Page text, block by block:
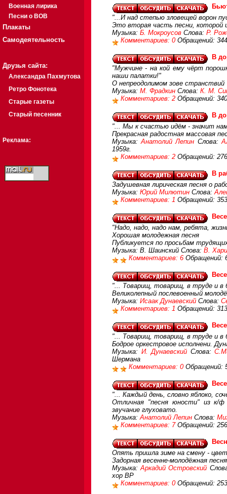
Военная лирика
Песни о ВОВ
Плакаты
Самодеятельность
Друзья сайта:
Александра Пахмутова
Ретро Фонотека
Старые газеты
Старый песенник
Реклама:
"...И над степью зловещей ворон
Это вторая часть песни, которой
Музыка: Б. Мокроусов Слова: Р.
Комментариев: 0 Обращений:
В
"Мужчине - на кой ему чёрт
наши палатки!"
О непреодолимом зове странствий
Музыка: М. Фрадкин Слова: К. М.
Комментариев: 2 Обращений:
В
"... Мы к счастью идём - значит
Прекрасная радостная массовая
Музыка:Анатолий Лепин Слова:
1959г.
Комментариев: 2 Обращений:
В
Задушевная лирическая песня о
Музыка: Юрий Милютин Слова:
Комментариев: 1 Обращений:
"Надо, надо, надо нам, ребята,
Хорошая молодежная песня
Публикуется по просьбам
Музыка: В. Шаинский Слова: В.
Комментариев: 6 Обращений:
"... Товарищ, товарищ, в труде и в
Великолепный послевоенный
Музыка: Исаак Дунаевский Слова:
Комментариев: 1 Обращений:
"... Товарищ, товарищ, в труде и в
Бодрое оркестровое исполнени.
Музыка: И. Дунаевский Слова:
Шермана
Комментариев: 0 Обращений:
"... Каждый день, словно яблоко,
Отличная "песня юности" из к/
звучание глуховато.
Музыка:Анатолий Лепин Слова:
Комментариев: 7 Обращений:
Опять пришла зиме на смену -
Задорная весенне-молодёжная
Музыка:Аркадий Островский
хор ВР
Комментариев: 0 Обращений: